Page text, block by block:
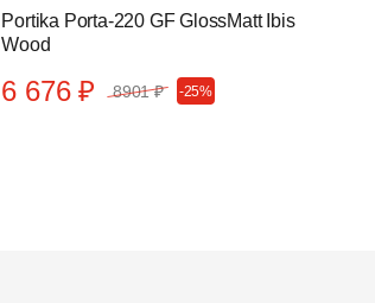
Portika Porta-220 GF GlossMatt Ibis
Wood
6 676 ₽ 8901 ₽ -25%